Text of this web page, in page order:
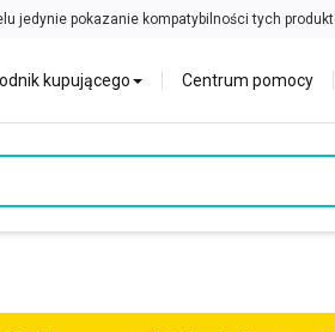
kupującego Centrum pomocy